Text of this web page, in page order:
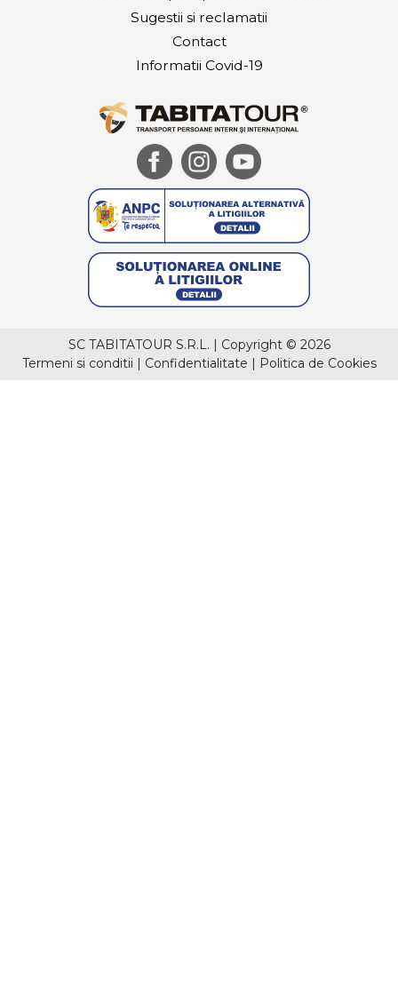
Sugestii si reclamatii
Contact
Informatii Covid-19
SC TABITATOUR S.R.L. | Copyright © 2026
Termeni si conditii | Confidentialitate | Politica de Cookies